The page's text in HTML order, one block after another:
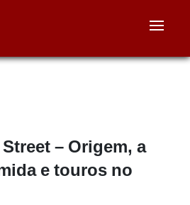
– Origem, a
e touros no